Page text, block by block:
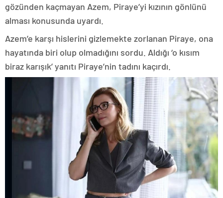
gözünden kaçmayan Azem, Piraye’yi kızının gönlünü
alması konusunda uyardı.
Azem’e karşı hislerini gizlemekte zorlanan Piraye, ona
hayatında biri olup olmadığını sordu. Aldığı ‘o kısım
biraz karışık’ yanıtı Piraye’nin tadını kaçırdı.